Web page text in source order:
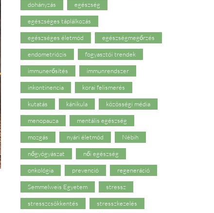
dohányzás egészség
egészséges táplálkozás
egészséges életmód egészségmegőrzés
endometriózis fogyasztói trendek
immunerősítés immunrendszer
inkontinencia korai felismerés
kutatás kánikula közösségi média
menopauza mentális egészség
mozgás nyári életmód Nébih
nőgyógyászat női egészség
onkológia prevenció regeneráció
Semmelweis Egyetem stressz
stresszcsökkentés stresszkezelés